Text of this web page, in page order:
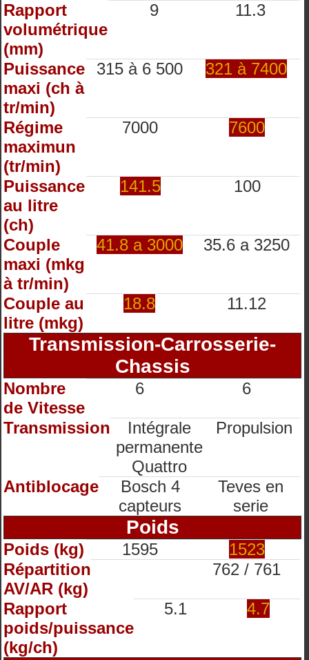
Rapport
volumétrique
(mm)
9 11.3
Puissance
maxi (ch à
tr/min)
315 à 6 500 321 à 7400
Régime
maximun
(tr/min)
7000 7600
Puissance
au litre
(ch)
141.5 100
Couple
maxi (mkg
à tr/min)
41.8 a 3000 35.6 a 3250
Couple au
litre (mkg)
18.8 11.12
Transmission-Carrosserie-
Chassis
Nombre
de Vitesse
6 6
Transmission
Intégrale
permanente
Quattro
Propulsion
Antiblocage
Bosch 4
capteurs
Teves en
serie
Poids
Poids (kg) 1595
1523
Répartition
AV/AR (kg)
762 / 761
Rapport
poids/puissance
(kg/ch)
5.1 4.7